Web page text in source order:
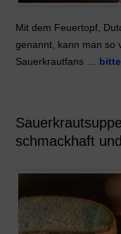
Mit dem Feuertopf,
genannt, kann man so
Sauerkrautfans …
schmackhaft